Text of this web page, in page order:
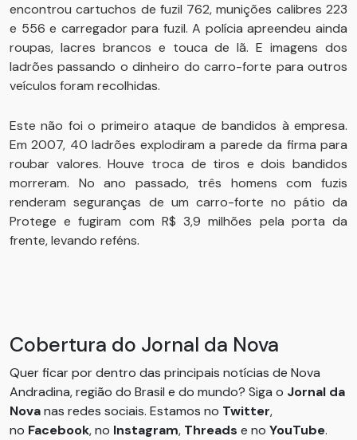
encontrou cartuchos de fuzil 762, munições calibres 223
e 556 e carregador para fuzil. A polícia apreendeu ainda
roupas, lacres brancos e touca de lã. E imagens dos
ladrões passando o dinheiro do carro-forte para outros
veículos foram recolhidas.
Este não foi o primeiro ataque de bandidos à empresa.
Em 2007, 40 ladrões explodiram a parede da firma para
roubar valores. Houve troca de tiros e dois bandidos
morreram. No ano passado, três homens com fuzis
renderam seguranças de um carro-forte no pátio da
Protege e fugiram com R$ 3,9 milhões pela porta da
frente, levando reféns.
Cobertura do Jornal da Nova
Quer ficar por dentro das principais notícias de Nova
Andradina, região do Brasil e do mundo? Siga o Jornal da
Novanas redes sociais. Estamos no Twitter,
no Facebook, no Instagram, Threads e no YouTube.